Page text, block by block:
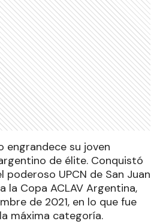
engrandece su joven
de élite. Conquistó
poderoso UPCN de San Juan
la Copa ACLAV Argentina,
de 2021, en lo que fue
máxima categoría.